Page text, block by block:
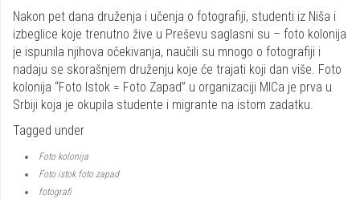
Share
Nakon pet dana druženja i učenja o fotografiji, studenti iz Niša i
izbeglice koje trenutno žive u Preševu saglasni su – foto kolonija
je ispunila njihova očekivanja, naučili su mnogo o fotografiji i
nadaju se skorašnjem druženju koje će trajati koji dan više. Foto
kolonija “Foto Istok = Foto Zapad” u organizaciji MICa je prva u
Srbiji koja je okupila studente i migrante na istom zadatku.
Tagged under
Foto kolonija
Foto istok foto zapad
fotografi